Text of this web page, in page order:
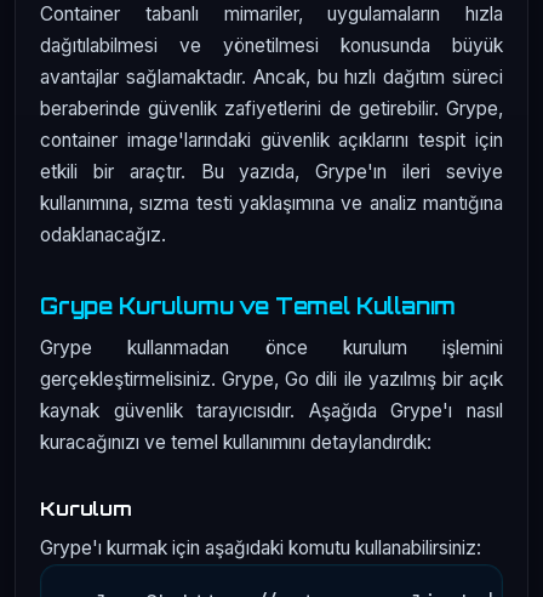
Container tabanlı mimariler, uygulamaların hızla
dağıtılabilmesi ve yönetilmesi konusunda büyük
avantajlar sağlamaktadır. Ancak, bu hızlı dağıtım süreci
beraberinde güvenlik zafiyetlerini de getirebilir. Grype,
container image'larındaki güvenlik açıklarını tespit için
etkili bir araçtır. Bu yazıda, Grype'ın ileri seviye
kullanımına, sızma testi yaklaşımına ve analiz mantığına
odaklanacağız.
Grype Kurulumu ve Temel Kullanım
Grype kullanmadan önce kurulum işlemini
gerçekleştirmelisiniz. Grype, Go dili ile yazılmış bir açık
kaynak güvenlik tarayıcısıdır. Aşağıda Grype'ı nasıl
kuracağınızı ve temel kullanımını detaylandırdık:
Kurulum
Grype'ı kurmak için aşağıdaki komutu kullanabilirsiniz: